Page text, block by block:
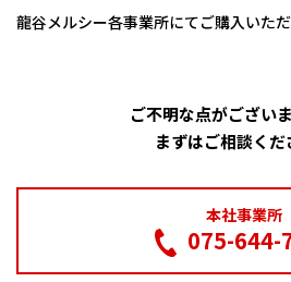
龍谷メルシー各事業所にてご購入いただ
ご不明な点がござい
まずはご相談くだ
本社事業所
075-644-